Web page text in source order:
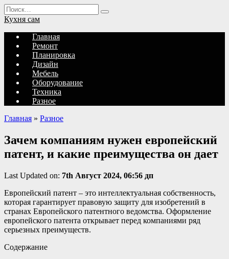
Перейти
к
содержанию
Search
for:
Кухня сам
Главная
Ремонт
Планировка
Дизайн
Мебель
Оборудование
Техника
Разное
Главная » Разное
Зачем компаниям нужен европейский
патент, и какие преимущества он дает
Last Updated on: 7th Август 2024, 06:56 дп
Европейский патент – это интеллектуальная собственность,
которая гарантирует правовую защиту для изобретений в
странах Европейского патентного ведомства. Оформление
европейского патента открывает перед компаниями ряд
серьезных преимуществ.
Содержание